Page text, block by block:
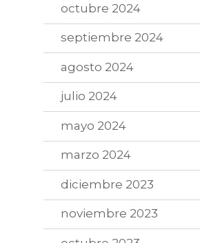
octubre 2024
septiembre 2024
agosto 2024
julio 2024
mayo 2024
marzo 2024
diciembre 2023
noviembre 2023